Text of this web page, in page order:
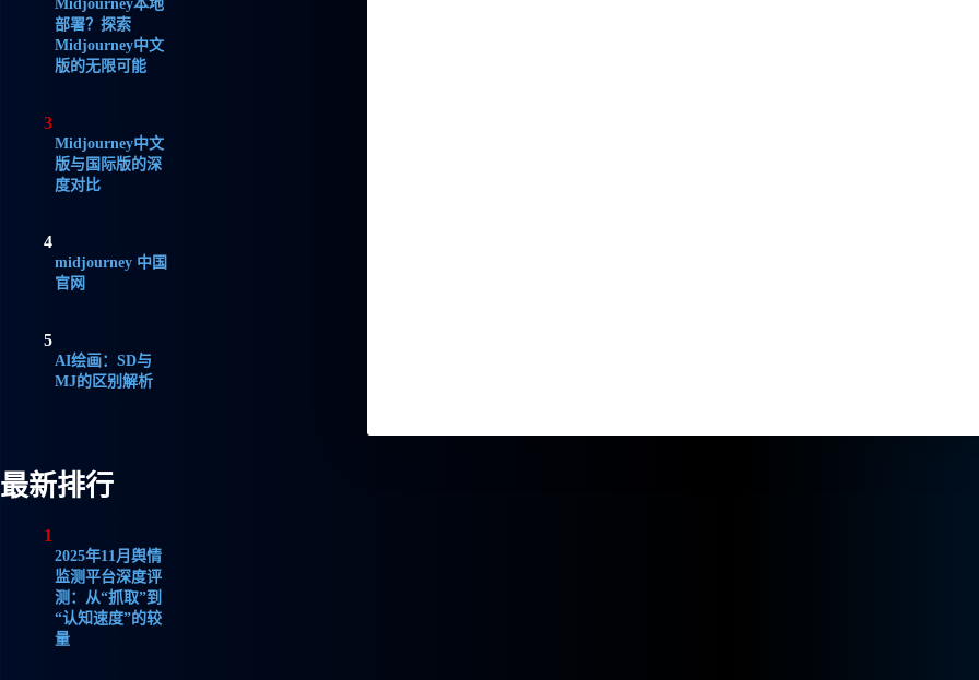
Midjourney本地
部署？探索
Midjourney中文
版的无限可能
3
Midjourney中文
版与国际版的深
度对比
4
midjourney 中国
官网
5
AI绘画：SD与
MJ的区别解析
最新排行
1
2025年11月舆情
监测平台深度评
测：从“抓取”到
“认知速度”的较
量